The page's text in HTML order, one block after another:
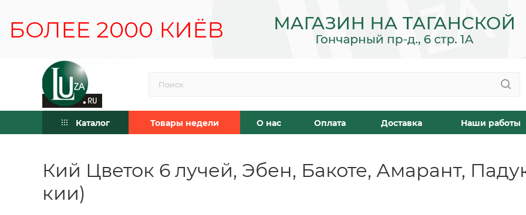
Каталог Товары недели О нас Оплата Доставка Наши работы
Кий Цветок 6 лучей, Эбен, Бакоте, Амарант,
кии)